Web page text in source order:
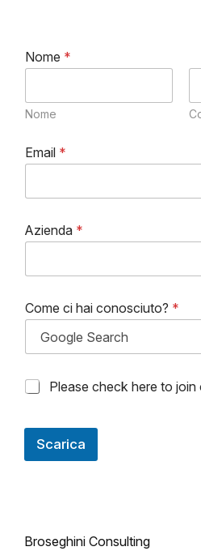
Nome *
Nome
Email *
Azienda *
a
e
i
h
i
e
Come ci hai conosciuto? *
M
k
t
m
Please check here to join
Scarica
Broseghini Consulting